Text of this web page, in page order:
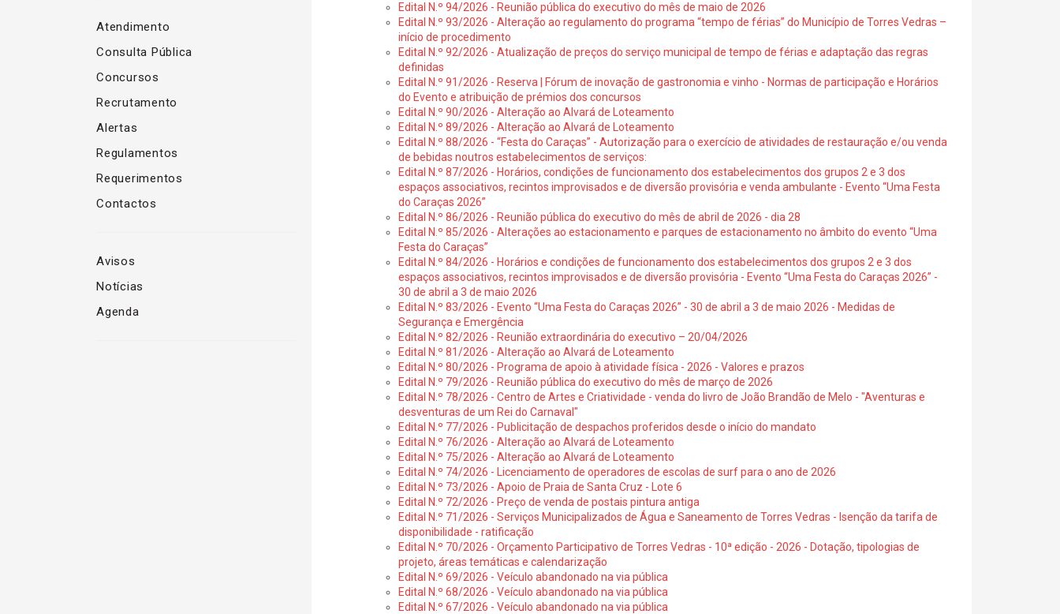
Atendimento
Consulta Pública
Concursos
Recrutamento
Alertas
Regulamentos
Requerimentos
Contactos
Avisos
Notícias
Agenda
Edital N.º 94/2026 - Reunião pública do executivo do mês de maio de 2026
Edital N.º 93/2026 - Alteração ao regulamento do programa “tempo de férias” do Município de Torres Vedras –
início de procedimento
Edital N.º 92/2026 - Atualização de preços do serviço municipal de tempo de férias e adaptação das regras
definidas
Edital N.º 91/2026 - Reserva | Fórum de inovação de gastronomia e vinho - Normas de participação e Horários
do Evento e atribuição de prémios dos concursos
Edital N.º 90/2026 - Alteração ao Alvará de Loteamento
Edital N.º 89/2026 - Alteração ao Alvará de Loteamento
Edital N.º 88/2026 - “Festa do Caraças” - Autorização para o exercício de atividades de restauração e/ou venda
de bebidas noutros estabelecimentos de serviços:
Edital N.º 87/2026 - Horários, condições de funcionamento dos estabelecimentos dos grupos 2 e 3 dos
espaços associativos, recintos improvisados e de diversão provisória e venda ambulante - Evento “Uma Festa
do Caraças 2026”
Edital N.º 86/2026 - Reunião pública do executivo do mês de abril de 2026 - dia 28
Edital N.º 85/2026 - Alterações ao estacionamento e parques de estacionamento no âmbito do evento “Uma
Festa do Caraças”
Edital N.º 84/2026 - Horários e condições de funcionamento dos estabelecimentos dos grupos 2 e 3 dos
espaços associativos, recintos improvisados e de diversão provisória - Evento “Uma Festa do Caraças 2026” -
30 de abril a 3 de maio 2026
Edital N.º 83/2026 - Evento “Uma Festa do Caraças 2026” - 30 de abril a 3 de maio 2026 - Medidas de
Segurança e Emergência
Edital N.º 82/2026 - Reunião extraordinária do executivo – 20/04/2026
Edital N.º 81/2026 - Alteração ao Alvará de Loteamento
Edital N.º 80/2026 - Programa de apoio à atividade física - 2026 - Valores e prazos
Edital N.º 79/2026 - Reunião pública do executivo do mês de março de 2026
Edital N.º 78/2026 - Centro de Artes e Criatividade - venda do livro de João Brandão de Melo - "Aventuras e
desventuras de um Rei do Carnaval"
Edital N.º 77/2026 - Publicitação de despachos proferidos desde o início do mandato
Edital N.º 76/2026 - Alteração ao Alvará de Loteamento
Edital N.º 75/2026 - Alteração ao Alvará de Loteamento
Edital N.º 74/2026 - Licenciamento de operadores de escolas de surf para o ano de 2026
Edital N.º 73/2026 - Apoio de Praia de Santa Cruz - Lote 6
Edital N.º 72/2026 - Preço de venda de postais pintura antiga
Edital N.º 71/2026 - Serviços Municipalizados de Água e Saneamento de Torres Vedras - Isenção da tarifa de
disponibilidade - ratificação
Edital N.º 70/2026 - Orçamento Participativo de Torres Vedras - 10ª edição - 2026 - Dotação, tipologias de
projeto, áreas temáticas e calendarização
Edital N.º 69/2026 - Veículo abandonado na via pública
Edital N.º 68/2026 - Veículo abandonado na via pública
Edital N.º 67/2026 - Veículo abandonado na via pública